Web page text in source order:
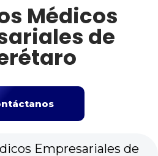
Médicos
de
Empresariales de